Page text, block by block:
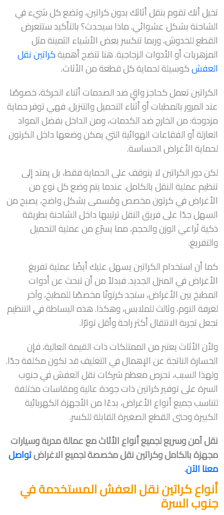
تخيل أنك تقوم بنقل أثاثك بدون كراتين، وتضع كل شيء في
الشاحنة بشكل عشوائي. ماذا سيحدث؟ بالتأكيد ستتعرض
القطع للخدوش، وربما تنكسر بعض الأشياء الثمينة مثل
المزهريات أو الأدوات الزجاجية. هنا تتضح أهميةكراتين نقل
العفشكوسيلة لحماية كل قطعة من الأثاث.
الكراتين تعمل كحاجز واقٍ ضد الصدمات أثناء الحركة، خصوصًا
عند المرور بالمطبات أو أثناء التحميل والتنزيل. فهي توفر حماية
مزدوجة: من الخارج ضد الكدمات، ومن الداخل بفضل المواد
العازلة أو الفقاعات الهوائية التي يمكن وضعها داخل الكرتون
لحماية الأغراض الحساسة.
لكن دور الكراتين لا يتوقف على الحماية فقط، بل يمتد إلى
تنظيم عملية النقل بالكامل. عندما يتم وضع كل نوع من
الأغراض في كرتون مخصص ومُسمى بشكل واضح، يصبح من
السهل جدًا على فريق النقل ترتيبها داخل الشاحنة بطريقة
ذكية تُراعي الوزن والحجم، مما يسرّع من عملية التحميل
والتفريغ.
كما أن استخدام الكراتين يسهل عليك أيضًا عملية تفريغ
الأغراض في المنزل الجديد. فبدلاً من أن تبحث عن أدوات
المطبخ بين الأغراض، ستجد كرتونًا مخصصًا للمطبخ، وآخر
لغرفة النوم، وثالث للملابس، وهكذا. هذه البساطة في التنظيم
تجعل تجربة الانتقال أكثر راحة وأقل توترًا.
ولأن الأثاث يعتبر من الممتلكات ذات القيمة العالية، فإن
الخسارة الناتجة عن الإهمال في التغليف قد تكون مكلفة جدًا.
ولهذا السبب، تحرص معظم شركات نقل العفش في جنوب
السرة على توفير كراتين ذات جودة عالية ومقاسات مختلفة
لتناسب جميع أنواع الأغراض، بدءًا من الأجهزة الكهربائية
الكبيرة وحتى القطع الصغيرة القابلة للكسر.
نقل آمن وسريع لجميع أنواع الأثاث مع عمالة مدربة وسيارات
مجهزة بالكامل وكراتين نقل مخصصة لجميع الاغراضتواصل
معنا الآن.
أنواع كراتين نقل العفش المستخدمة في
جنوب السرة